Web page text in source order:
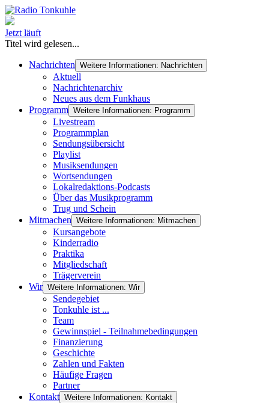
Jetzt läuft
Titel wird gelesen...
Nachrichten Weitere Informationen: Nachrichten
Aktuell
Nachrichtenarchiv
Neues aus dem Funkhaus
Programm Weitere Informationen: Programm
Livestream
Programmplan
Sendungsübersicht
Playlist
Musiksendungen
Wortsendungen
Lokalredaktions-Podcasts
Über das Musikprogramm
Trug und Schein
Mitmachen Weitere Informationen: Mitmachen
Kursangebote
Kinderradio
Praktika
Mitgliedschaft
Trägerverein
Wir Weitere Informationen: Wir
Sendegebiet
Tonkuhle ist ...
Team
Gewinnspiel - Teilnahmebedingungen
Finanzierung
Geschichte
Zahlen und Fakten
Häufige Fragen
Partner
Kontakt Weitere Informationen: Kontakt